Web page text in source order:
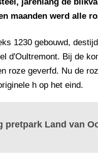
jarenlang dé
maanden werd alle
1230 gebouwd,
d'Oultremont. Bij de
roze geverfd. Nu de
h op het eind.
pretpark Land van